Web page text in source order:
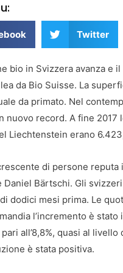
Twitter
bio in Svizzera avanza e
da Bio Suisse. La
da primato. Nel
nuovo record. A fine
Liechtenstein erano
di persone reputa
Daniel Bärtschi. Gli
dodici mesi prima. Le
l’incremento è
all’8,8%, quasi al
è stata positiva.